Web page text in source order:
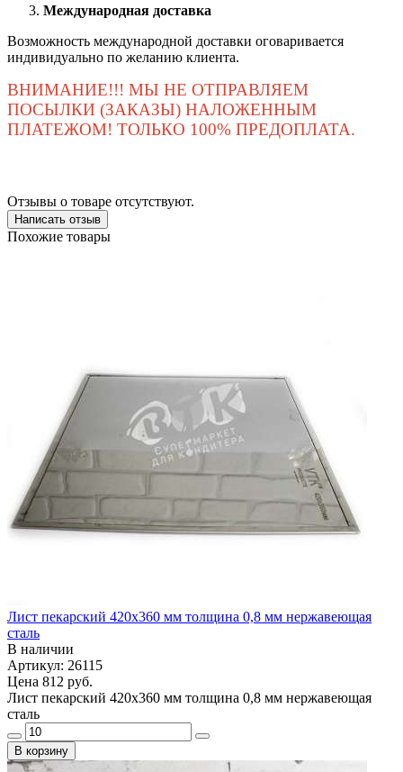
Международная доставка
Возможность международной доставки оговаривается
индивидуально по желанию клиента.
ВНИМАНИЕ!!! МЫ НЕ ОТПРАВЛЯЕМ
ПОСЫЛКИ (ЗАКАЗЫ) НАЛОЖЕННЫМ
ПЛАТЕЖОМ! ТОЛЬКО 100% ПРЕДОПЛАТА.
Отзывы о товаре отсутствуют.
Написать отзыв
Похожие товары
Лист пекарский 420х360 мм толщина 0,8 мм нержавеющая
сталь
В наличии
Артикул: 26115
Цена 812 руб.
Лист пекарский 420х360 мм толщина 0,8 мм нержавеющая
сталь
В корзину